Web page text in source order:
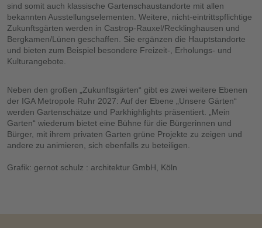
sind somit auch klassische Gartenschaustandorte mit allen
bekannten Ausstellungselementen. Weitere, nicht-eintrittspflichtige
Zukunftsgärten werden in Castrop-Rauxel/Recklinghausen und
Bergkamen/Lünen geschaffen. Sie ergänzen die Hauptstandorte
und bieten zum Beispiel besondere Freizeit-, Erholungs- und
Kulturangebote.
Neben den großen „Zukunftsgärten“ gibt es zwei weitere Ebenen
der IGA Metropole Ruhr 2027: Auf der Ebene „Unsere Gärten“
werden Gartenschätze und Parkhighlights präsentiert. „Mein
Garten“ wiederum bietet eine Bühne für die Bürgerinnen und
Bürger, mit ihrem privaten Garten grüne Projekte zu zeigen und
andere zu animieren, sich ebenfalls zu beteiligen.
Grafik: gernot schulz : architektur GmbH, Köln